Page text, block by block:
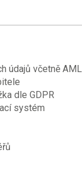
údajů včetně AML
dle GDPR
systém